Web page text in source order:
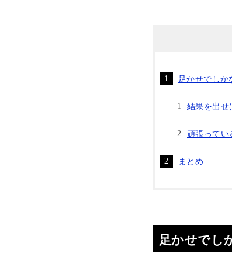
足かせでしか
結果を出せ
頑張ってい
まとめ
足かせでし